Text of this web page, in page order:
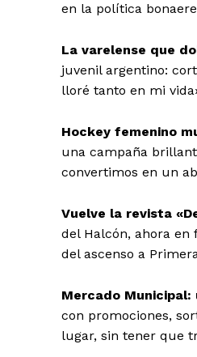
en la política
La varelense que
juvenil argentino:
lloré tanto en mi
Hockey femenino
una campaña
convertimos en un
Vuelve la revista
del Halcón, ahora en
del ascenso a
Mercado Municipal:
con promociones,
lugar, sin tener que